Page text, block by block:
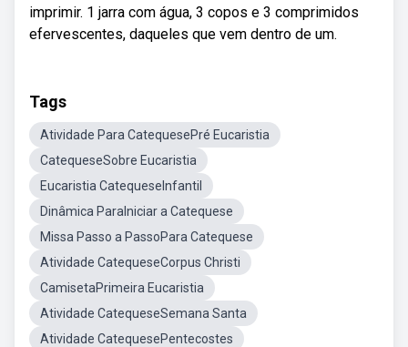
imprimir. 1 jarra com água, 3 copos e 3 comprimidos
efervescentes, daqueles que vem dentro de um.
Tags
Atividade Para CatequesePré Eucaristia
CatequeseSobre Eucaristia
Eucaristia CatequeseInfantil
Dinâmica ParaIniciar a Catequese
Missa Passo a PassoPara Catequese
Atividade CatequeseCorpus Christi
CamisetaPrimeira Eucaristia
Atividade CatequeseSemana Santa
Atividade CatequesePentecostes